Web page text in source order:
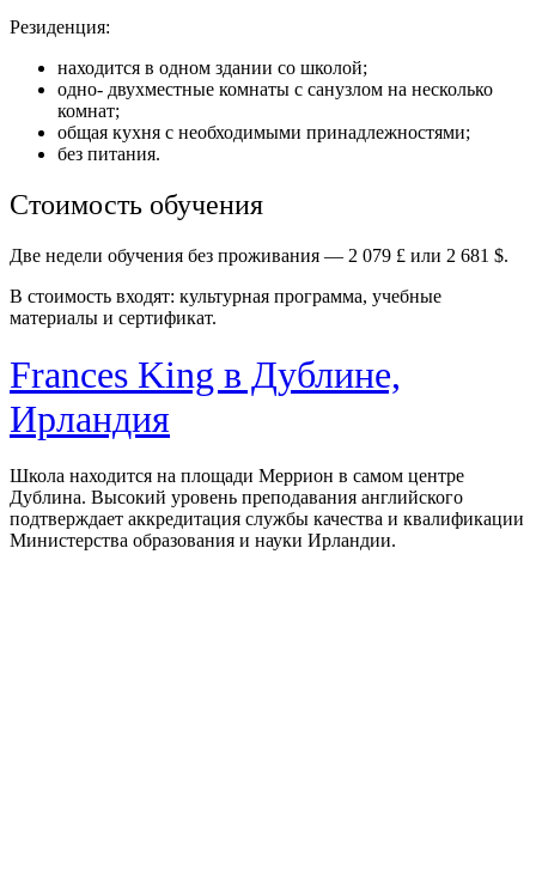
Резиденция:
находится в одном здании со школой;
одно- двухместные комнаты с санузлом на несколько
комнат;
общая кухня с необходимыми принадлежностями;
без питания.
Стоимость обучения
Две недели обучения без проживания — 2 079 £ или 2 681 $.
В стоимость входят: культурная программа, учебные
материалы и сертификат.
Frances King в Дублине,
Ирландия
Школа находится на площади Меррион в самом центре
Дублина. Высокий уровень преподавания английского
подтверждает аккредитация службы качества и квалификации
Министерства образования и науки Ирландии.